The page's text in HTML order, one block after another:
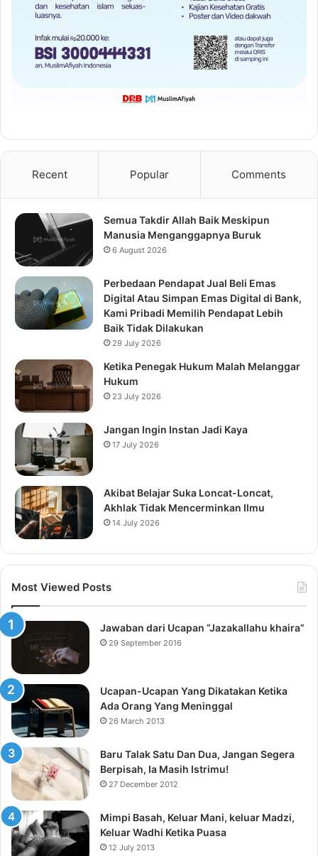
Recent Popular Comments
Semua Takdir Allah Baik Meskipun
Manusia Menganggapnya Buruk
6 August 2026
Perbedaan Pendapat Jual Beli Emas
Digital Atau Simpan Emas Digital di Bank,
Kami Pribadi Memilih Pendapat Lebih
Baik Tidak Dilakukan
29 July 2026
Ketika Penegak Hukum Malah Melanggar
Hukum
23 July 2026
Jangan Ingin Instan Jadi Kaya
17 July 2026
Akibat Belajar Suka Loncat-Loncat,
Akhlak Tidak Mencerminkan Ilmu
14 July 2026
Most Viewed Posts
Jawaban dari Ucapan “Jazakallahu khaira”
29 September 2016
Ucapan-Ucapan Yang Dikatakan Ketika
Ada Orang Yang Meninggal
26 March 2013
Baru Talak Satu Dan Dua, Jangan Segera
Berpisah, Ia Masih Istrimu!
27 December 2012
Mimpi Basah, Keluar Mani, keluar Madzi,
Keluar Wadhi Ketika Puasa
12 July 2013